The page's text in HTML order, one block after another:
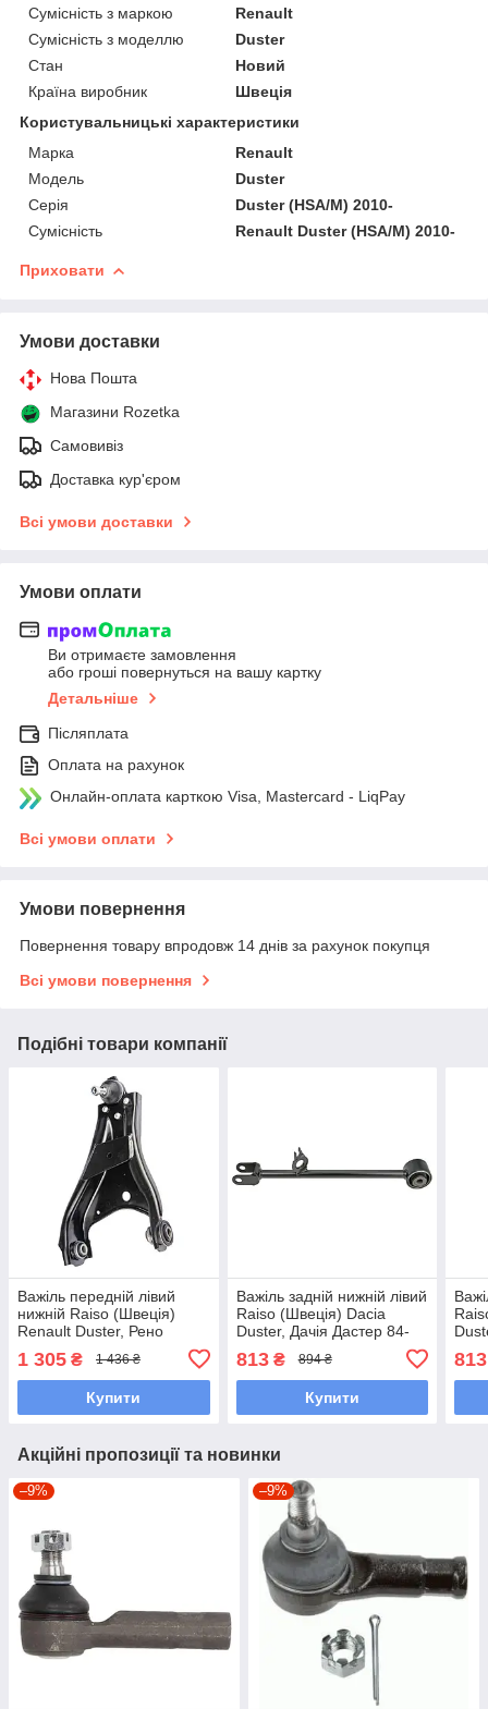
Сумісність з маркою
Renault
Сумісність з моделлю
Duster
Стан
Новий
Країна виробник
Швеція
Користувальницькі характеристики
Марка
Renault
Мoдель
Duster
Серія
Duster (HSA/M) 2010-
Сумісність
Renault Duster (HSA/M) 2010-
Приховати
Умови доставки
Нова Пошта
Магазини Rozetka
Самовивіз
Доставка кур'єром
Всі умови доставки
Умови оплати
Ви отримаєте замовлення
або гроші повернуться на вашу картку
Детальніше
Післяплата
Оплата на рахунок
Онлайн-оплата карткою Visa, Mastercard - LiqPay
Всі умови оплати
Умови повернення
Повернення товару впродовж 14 днів за рахунок покупця
Всі умови повернення
Подібні товари компанії
Важіль передній лівий
нижній Raiso (Швеція)
Renault Duster, Рено
Дастер 10- #RL-545746R
UATGRHZ7
1 305 ₴ 1 436 ₴
Купити
Важіль задній нижній лівий
Raiso (Швеція) Dacia
Duster, Дачія Дастер 84-
#RL-551305R UAUPNPA7
813₴ 894 ₴
Купити
813
Акційні пропозиції та новинки
–9% –9%